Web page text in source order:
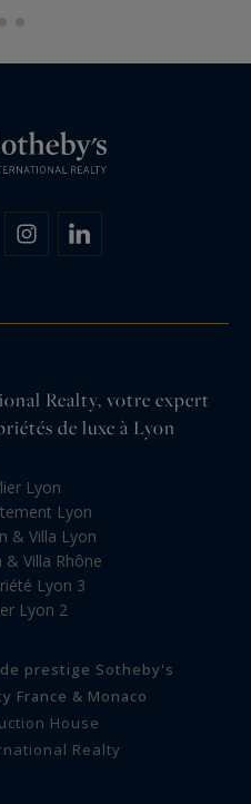
Realty, votre expert
de luxe à Lyon
Lyon
Lyon
& Villa Lyon
Villa Rhône
Lyon 3
Lyon 2
prestige Sotheby's
France & Monaco
House
Realty